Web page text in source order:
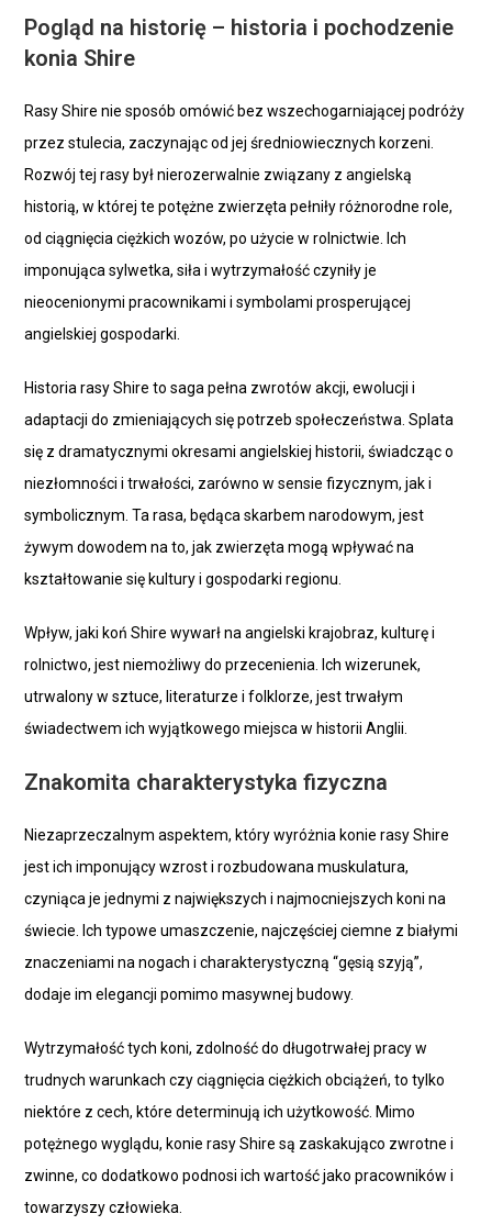
Pogląd na historię – historia i pochodzenie
konia Shire
Rasy Shire nie sposób omówić bez wszechogarniającej podróży
przez stulecia, zaczynając od jej średniowiecznych korzeni.
Rozwój tej rasy był nierozerwalnie związany z angielską
historią, w której te potężne zwierzęta pełniły różnorodne role,
od ciągnięcia ciężkich wozów, po użycie w rolnictwie. Ich
imponująca sylwetka, siła i wytrzymałość czyniły je
nieocenionymi pracownikami i symbolami prosperującej
angielskiej gospodarki.
Historia rasy Shire to saga pełna zwrotów akcji, ewolucji i
adaptacji do zmieniających się potrzeb społeczeństwa. Splata
się z dramatycznymi okresami angielskiej historii, świadcząc o
niezłomności i trwałości, zarówno w sensie fizycznym, jak i
symbolicznym. Ta rasa, będąca skarbem narodowym, jest
żywym dowodem na to, jak zwierzęta mogą wpływać na
kształtowanie się kultury i gospodarki regionu.
Wpływ, jaki koń Shire wywarł na angielski krajobraz, kulturę i
rolnictwo, jest niemożliwy do przecenienia. Ich wizerunek,
utrwalony w sztuce, literaturze i folklorze, jest trwałym
świadectwem ich wyjątkowego miejsca w historii Anglii.
Znakomita charakterystyka fizyczna
Niezaprzeczalnym aspektem, który wyróżnia konie rasy Shire
jest ich imponujący wzrost i rozbudowana muskulatura,
czyniąca je jednymi z największych i najmocniejszych koni na
świecie. Ich typowe umaszczenie, najczęściej ciemne z białymi
znaczeniami na nogach i charakterystyczną “gęsią szyją”,
dodaje im elegancji pomimo masywnej budowy.
Wytrzymałość tych koni, zdolność do długotrwałej pracy w
trudnych warunkach czy ciągnięcia ciężkich obciążeń, to tylko
niektóre z cech, które determinują ich użytkowość. Mimo
potężnego wyglądu, konie rasy Shire są zaskakująco zwrotne i
zwinne, co dodatkowo podnosi ich wartość jako pracowników i
towarzyszy człowieka.